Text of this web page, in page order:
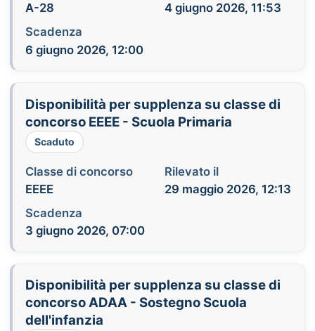
A-28
4 giugno 2026, 11:53
Scadenza
6 giugno 2026, 12:00
Disponibilità per supplenza su classe di
concorso EEEE - Scuola Primaria
Scaduto
Classe di concorso
EEEE
Rilevato il
29 maggio 2026, 12:13
Scadenza
3 giugno 2026, 07:00
Disponibilità per supplenza su classe di
concorso ADAA - Sostegno Scuola
dell'infanzia